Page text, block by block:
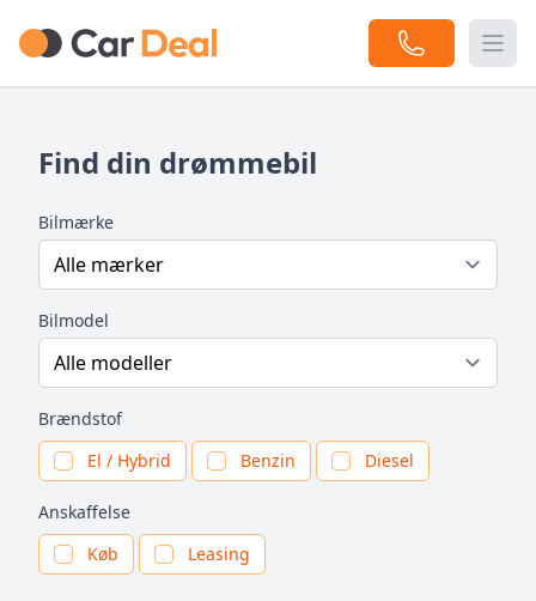
Find din drømmebil
Bilmærke
Bilmodel
Brændstof
El / Hybrid
Benzin Diesel
Anskaffelse
Køb
Leasing